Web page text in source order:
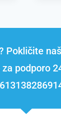
Pokličite
podporo